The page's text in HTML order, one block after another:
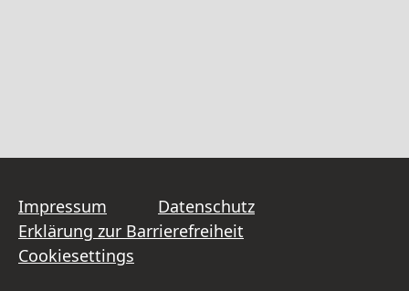
Impressum
Datenschutz
Erklärung zur Barrierefreiheit
Cookiesettings